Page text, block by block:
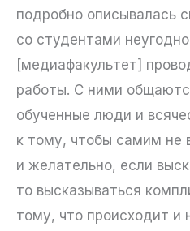
подробно описывалась
со студентами
[медиафакультет]
работы. С ними
обученные люди и
к тому, чтобы самим не
и желательно, если
то высказываться
тому, что происходит и